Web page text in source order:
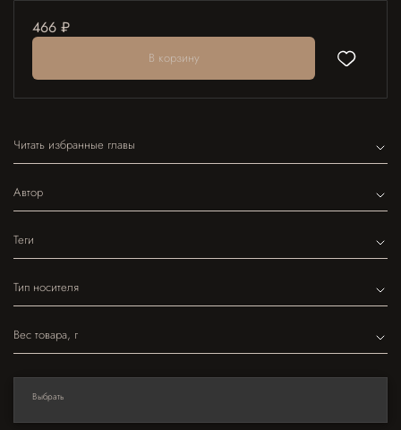
466 ₽
В корзину
Читать избранные главы
Автор
Теги
Тип носителя
Вес товара, г
Выбрать